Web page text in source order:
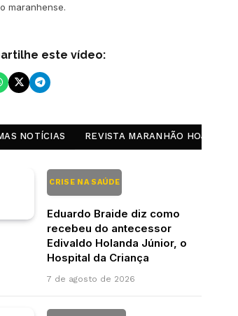
maranhense.
este vídeo:
NOTÍCIAS REVISTA MARANHÃO HOJE
CRISE NA SAÚDE
Eduardo Braide diz como
recebeu do antecessor
Edivaldo Holanda Júnior, o
Hospital da Criança
7 de agosto de 2026